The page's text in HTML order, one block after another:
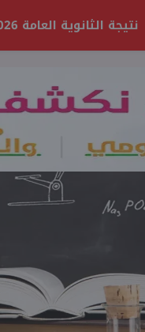
نتيجة الثانوية العامة 2026